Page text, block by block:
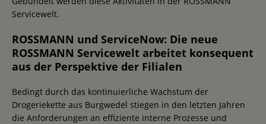
Servicewelt.
ROSSMANN und ServiceNow: Die neue
ROSSMANN Servicewelt arbeitet konsequent
aus der Perspektive der Filialen
Bedingt durch das kontinuierliche Wachstum der
Drogeriekette aus Burgwedel stiegen in den letzten Jahren
die Anforderungen an effiziente interne Prozesse und